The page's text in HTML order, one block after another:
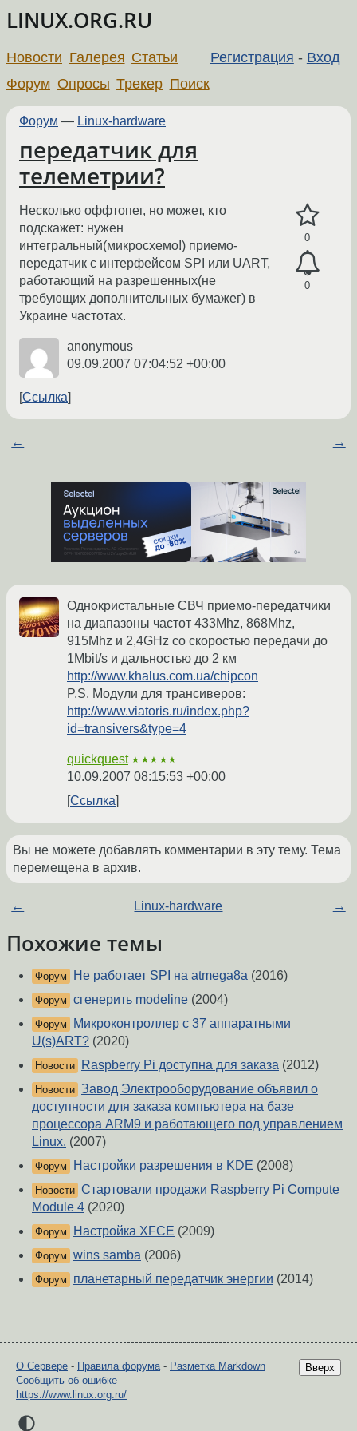
LINUX.ORG.RU
Регистрация - Вход
Новости Галерея Статьи
Форум Опросы Трекер Поиск
Форум — Linux-hardware
передатчик для
телеметрии?
0
0
Несколько оффтопег, но может, кто
подскажет: нужен
интегральный(микросхемо!) приемо-
передатчик с интерфейсом SPI или UART,
работающий на разрешенных(не
требующих дополнительных бумажег) в
Украине частотах.
anonymous
09.09.2007 07:04:52 +00:00
Ссылка
← →
Однокристальные СВЧ приемо-передатчики
на диапазоны частот 433Mhz, 868Mhz,
915Mhz и 2,4GHz со скоростью передачи до
1Mbit/s и дальностью до 2 км
http://www.khalus.com.ua/chipcon
P.S. Модули для трансиверов:
http://www.viatoris.ru/index.php?
id=transivers&type=4
quickquest ★★★★★
10.09.2007 08:15:53 +00:00
Ссылка
Вы не можете добавлять комментарии в эту тему. Тема
перемещена в архив.
← Linux-hardware →
Похожие темы
Форум Не работает SPI на atmega8a (2016)
Форум сгенерить modeline (2004)
Форум
Микроконтроллер с 37 аппаратными
U(s)ART? (2020)
Новости Raspberry Pi доступна для заказа (2012)
Новости Завод Электрооборудование объявил о
доступности для заказа компьютера на базе
процессора ARM9 и работающего под управлением
Linux. (2007)
Форум Настройки разрешения в KDE (2008)
Новости Стартовали продажи Raspberry Pi Compute
Module 4 (2020)
Форум Настройка XFCE (2009)
Форум wins samba (2006)
Форум планетарный передатчик энергии (2014)
Вверх
О Сервере - Правила форума- Разметка Markdown
Сообщить об ошибке
https://www.linux.org.ru/